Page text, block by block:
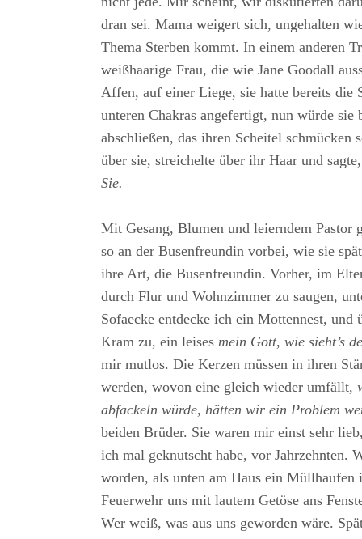
dran sei. Mama weigert sich, ungehalten
Thema Sterben kommt. In einem anderen
weißhaarige Frau, die wie Jane Goodall
Affen, auf einer Liege, sie hatte bereits die
unteren Chakras angefertigt, nun würde
abschließen, das ihren Scheitel schmücken
über sie, streichelte über ihr Haar und
Sie.
Mit Gesang, Blumen und leierndem Pastor
so an der Busenfreundin vorbei, wie sie
ihre Art, die Busenfreundin. Vorher, im
durch Flur und Wohnzimmer zu saugen,
Sofaecke entdecke ich ein Mottennest, und
Kram zu, ein leises mein Gott, wie sieht’s
mir mutlos. Die Kerzen müssen in ihren
werden, wovon eine gleich wieder umfällt,
abfackeln würde, hätten wir ein Problem
beiden Brüder. Sie waren mir einst sehr
ich mal geknutscht habe, vor Jahrzehnten.
worden, als unten am Haus ein Müllhaufen
Feuerwehr uns mit lautem Getöse ans
Wer weiß, was aus uns geworden wäre.